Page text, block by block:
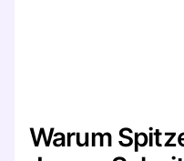
Warum